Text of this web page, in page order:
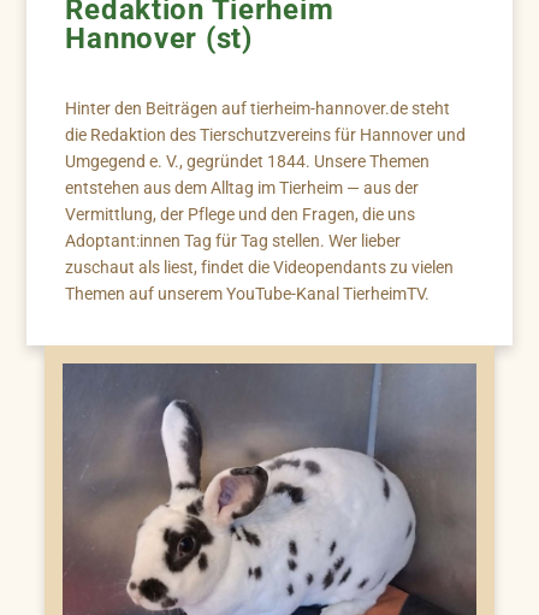
Redaktion Tierheim
Hannover (st)
Hinter den Beiträgen auf tierheim-hannover.de steht
die Redaktion des Tierschutzvereins für Hannover und
Umgegend e. V., gegründet 1844. Unsere Themen
entstehen aus dem Alltag im Tierheim — aus der
Vermittlung, der Pflege und den Fragen, die uns
Adoptant:innen Tag für Tag stellen. Wer lieber
zuschaut als liest, findet die Videopendants zu vielen
Themen auf unserem YouTube-Kanal TierheimTV.